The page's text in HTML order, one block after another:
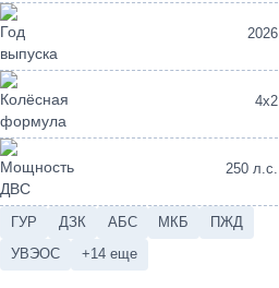
2026
4х2
250 л.с.
ГУР ДЗК АБС МКБ
ПЖД
УВЭОС
+14 еще